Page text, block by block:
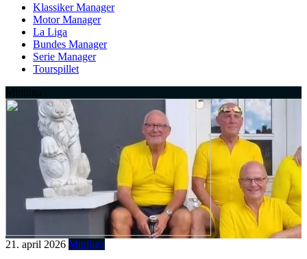
Klassiker Manager
Motor Manager
La Liga
Bundes Manager
Serie Manager
Tourspillet
Miniliga
21. april 2026 Miniliga